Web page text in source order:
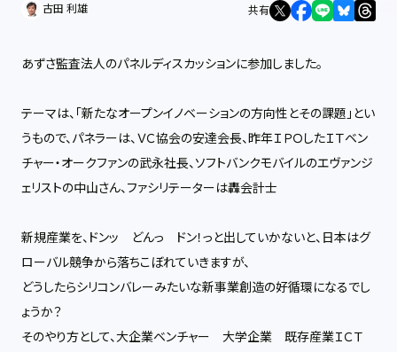
古田 利雄 共有
あずさ監査法人のパネルディスカッションに参加しました。
テーマは、「新たなオープンイノベーションの方向性とその課題」とい
うもので、パネラーは、ＶＣ協会の安達会長、昨年ＩＰＯしたＩＴベン
チャー・オークファンの武永社長、ソフトバンクモバイルのエヴァンジ
ェリストの中山さん、ファシリテーターは轟会計士
新規産業を、ドンッ どんっ ドン！っと出していかないと、日本はグ
ローバル競争から落ちこぼれていきますが、
どうしたらシリコンバレーみたいな新事業創造の好循環になるでし
ょうか？
そのやり方として、大企業ベンチャー 大学企業 既存産業ＩＣＴ